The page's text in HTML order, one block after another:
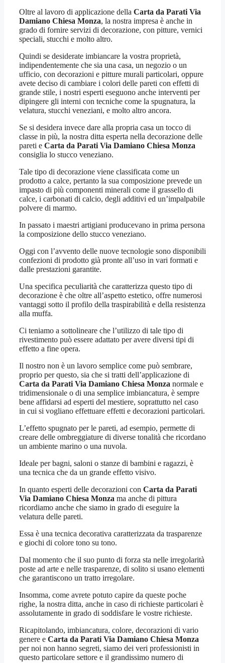
Oltre al lavoro di applicazione della Carta da Parati Via
Damiano Chiesa Monza, la nostra impresa è anche in
grado di fornire servizi di decorazione, con pitture, vernici
speciali, stucchi e molto altro.
Quindi se desiderate imbiancare la vostra proprietà,
indipendentemente che sia una casa, un negozio o un
ufficio, con decorazioni e pitture murali particolari, oppure
avete deciso di cambiare i colori delle pareti con effetti di
grande stile, i nostri esperti eseguono anche interventi per
dipingere gli interni con tecniche come la spugnatura, la
velatura, stucchi veneziani, e molto altro ancora.
Se si desidera invece dare alla propria casa un tocco di
classe in più, la nostra ditta esperta nella decorazione delle
pareti e Carta da Parati Via Damiano Chiesa Monza
consiglia lo stucco veneziano.
Tale tipo di decorazione viene classificata come un
prodotto a calce, pertanto la sua composizione prevede un
impasto di più componenti minerali come il grassello di
calce, i carbonati di calcio, degli additivi ed un’impalpabile
polvere di marmo.
In passato i maestri artigiani producevano in prima persona
la composizione dello stucco veneziano.
Oggi con l’avvento delle nuove tecnologie sono disponibili
confezioni di prodotto già pronte all’uso in vari formati e
dalle prestazioni garantite.
Una specifica peculiarità che caratterizza questo tipo di
decorazione è che oltre all’aspetto estetico, offre numerosi
vantaggi sotto il profilo della traspirabilità e della resistenza
alla muffa.
Ci teniamo a sottolineare che l’utilizzo di tale tipo di
rivestimento può essere adattato per avere diversi tipi di
effetto a fine opera.
Il nostro non è un lavoro semplice come può sembrare,
proprio per questo, sia che si tratti dell’applicazione di
Carta da Parati Via Damiano Chiesa Monza normale e
tridimensionale o di una semplice imbiancatura, è sempre
bene affidarsi ad esperti del mestiere, soprattutto nel caso
in cui si vogliano effettuare effetti e decorazioni particolari.
L’effetto spugnato per le pareti, ad esempio, permette di
creare delle ombreggiature di diverse tonalità che ricordano
un ambiente marino o una nuvola.
Ideale per bagni, saloni o stanze di bambini e ragazzi, è
una tecnica che da un grande effetto visivo.
In quanto esperti delle decorazioni con Carta da Parati
Via Damiano Chiesa Monza ma anche di pittura
ricordiamo anche che siamo in grado di eseguire la
velatura delle pareti.
Essa è una tecnica decorativa caratterizzata da trasparenze
e giochi di colore tono su tono.
Dal momento che il suo punto di forza sta nelle irregolarità
poste ad arte e nelle trasparenze, di solito si usano elementi
che garantiscono un tratto irregolare.
Insomma, come avrete potuto capire da queste poche
righe, la nostra ditta, anche in caso di richieste particolari è
assolutamente in grado di soddisfare le vostre richieste.
Ricapitolando, imbiancatura, colore, decorazioni di vario
genere e Carta da Parati Via Damiano Chiesa Monza
per noi non hanno segreti, siamo dei veri professionisti in
questo particolare settore e il grandissimo numero di